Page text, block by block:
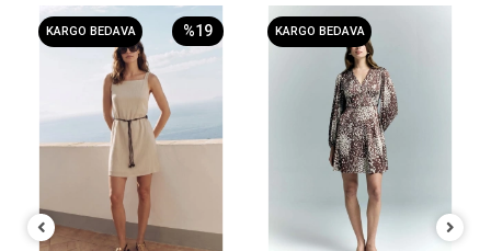
KARGO BEDAVA %19 KARGO BEDAVA